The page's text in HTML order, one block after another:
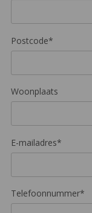
Postcode*
Woonplaats
E-mailadres*
Telefoonnummer*